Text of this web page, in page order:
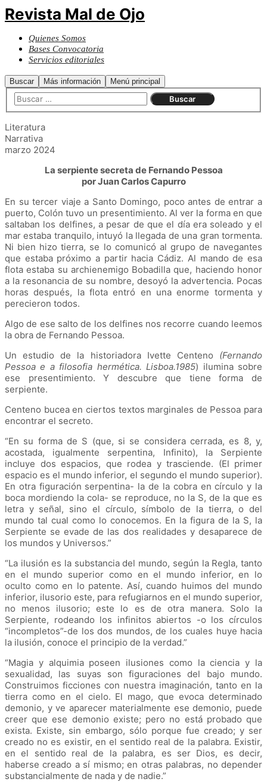
Revista Mal de Ojo
Quienes Somos
Bases Convocatoria
Servicios editoriales
Buscar Más información Menú principal
Literatura
Narrativa
marzo 2024
La serpiente secreta de Fernando Pessoa
porJuan Carlos Capurro
En su tercer viaje a Santo Domingo, poco antes de entrar a
puerto, Colón tuvo un presentimiento. Al ver la forma en que
saltaban los delfines, a pesar de que el día era soleado y el
mar estaba tranquilo, intuyó la llegada de una gran tormenta.
Ni bien hizo tierra, se lo comunicó al grupo de navegantes
que estaba próximo a partir hacia Cádiz. Al mando de esa
flota estaba su archienemigo Bobadilla que, haciendo honor
a la resonancia de su nombre, desoyó la advertencia. Pocas
horas después, la flota entró en una enorme tormenta y
perecieron todos.
Algo de ese salto de los delfines nos recorre cuando leemos
la obra de Fernando Pessoa.
Un estudio de la historiadora Ivette Centeno (Fernando
Pessoa e a filosofia hermética. Lisboa.1985) ilumina sobre
ese presentimiento. Y descubre que tiene forma de
serpiente.
Centeno bucea en ciertos textos marginales de Pessoa para
encontrar el secreto.
“En su forma de S (que, si se considera cerrada, es 8, y,
acostada, igualmente serpentina, Infinito), la Serpiente
incluye dos espacios, que rodea y trasciende. (El primer
espacio es el mundo inferior, el segundo el mundo superior).
En otra figuración serpentina- la de la cobra en círculo y la
boca mordiendo la cola- se reproduce, no la S, de la que es
letra y señal, sino el círculo, símbolo de la tierra, o del
mundo tal cual como lo conocemos. En la figura de la S, la
Serpiente se evade de las dos realidades y desaparece de
los mundos y Universos.”
“La ilusión es la substancia del mundo, según la Regla, tanto
en el mundo superior como en el mundo inferior, en lo
oculto como en lo patente. Así, cuando huimos del mundo
inferior, ilusorio este, para refugiarnos en el mundo superior,
no menos ilusorio; este lo es de otra manera. Solo la
Serpiente, rodeando los infinitos abiertos -o los círculos
“incompletos”-de los dos mundos, de los cuales huye hacia
la ilusión, conoce el principio de la verdad.”
“Magia y alquimia poseen ilusiones como la ciencia y la
sexualidad, las suyas son figuraciones del bajo mundo.
Construimos ficciones con nuestra imaginación, tanto en la
tierra como en el cielo. El mago, que evoca determinado
demonio, y ve aparecer materialmente ese demonio, puede
creer que ese demonio existe; pero no está probado que
exista. Existe, sin embargo, sólo porque fue creado; y ser
creado no es existir, en el sentido real de la palabra. Existir,
en el sentido real de la palabra, es ser Dios, es decir,
haberse creado a sí mismo; en otras palabras, no depender
substancialmente de nada y de nadie.”